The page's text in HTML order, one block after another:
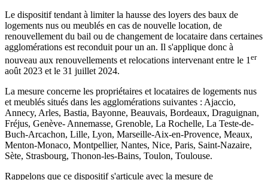
Le dispositif tendant à limiter la hausse des loyers des baux de
logements nus ou meublés en cas de nouvelle location, de
renouvellement du bail ou de changement de locataire dans certaines
agglomérations est reconduit pour un an. Il s'applique donc à
nouveau aux renouvellements et relocations intervenant entre le 1 er
août 2023 et le 31 juillet 2024.
La mesure concerne les propriétaires et locataires de logements nus
et meublés situés dans les agglomérations suivantes : Ajaccio,
Annecy, Arles, Bastia, Bayonne, Beauvais, Bordeaux, Draguignan,
Fréjus, Genève- Annemasse, Grenoble, La Rochelle, La Teste-de-
Buch-Arcachon, Lille, Lyon, Marseille-Aix-en-Provence, Meaux,
Menton-Monaco, Montpellier, Nantes, Nice, Paris, Saint-Nazaire,
Sète, Strasbourg, Thonon-les-Bains, Toulon, Toulouse.
Rappelons que ce dispositif s'articule avec la mesure de